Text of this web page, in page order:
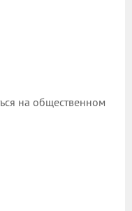
на общественном